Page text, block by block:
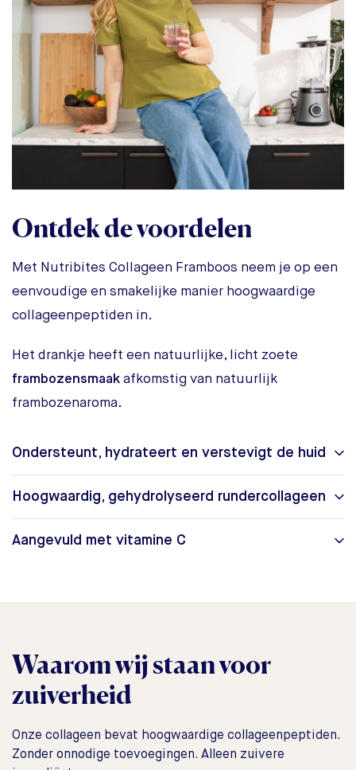
Ontdek de voordelen
Met Nutribites Collageen Framboos neem je op een
eenvoudige en smakelijke manier hoogwaardige
collageenpeptiden in.
Het drankje heeft een natuurlijke, licht zoete
frambozensmaak afkomstig van natuurlijk
frambozenaroma.
Ondersteunt, hydrateert en verstevigt de huid
Hoogwaardig, gehydrolyseerd rundercollageen
Aangevuld met vitamine C
Waarom wij staan voor
zuiverheid
Onze collageen bevat hoogwaardige collageenpeptiden.
Zonder onnodige toevoegingen. Alleen zuivere